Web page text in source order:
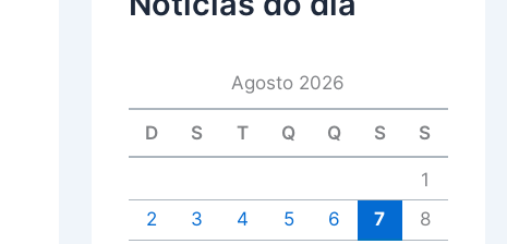
Agosto 2026
D S T Q Q S S
1
2
3 4 5 6 7
8